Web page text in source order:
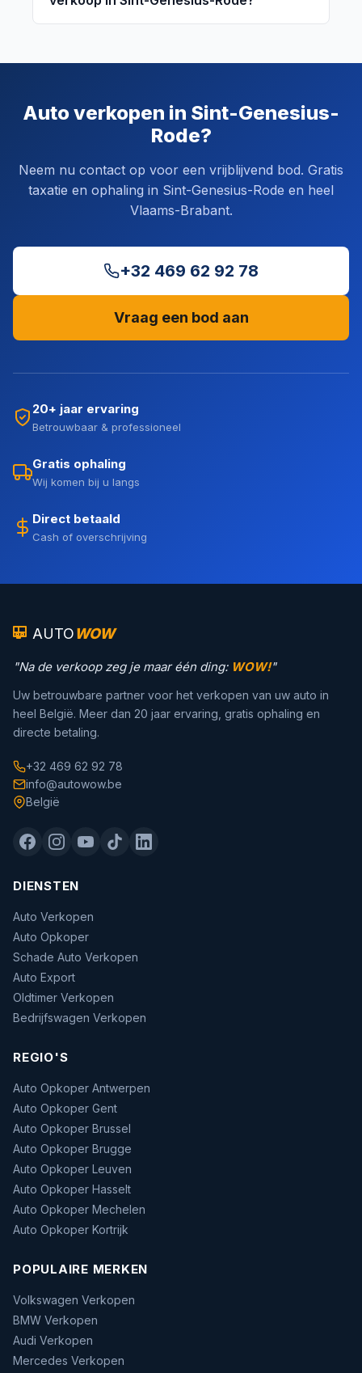
Auto verkopen in Sint-Genesius-
Rode?
Neem nu contact op voor een vrijblijvend bod. Gratis
taxatie en ophaling in Sint-Genesius-Rode en heel
Vlaams-Brabant.
+32 469 62 92 78
Vraag een bod aan
20+ jaar ervaring
Betrouwbaar & professioneel
Gratis ophaling
Wij komen bij u langs
Direct betaald
Cash of overschrijving
AUTOWOW
"Na de verkoop zeg je maar één ding: WOW!"
Uw betrouwbare partner voor het verkopen van uw auto in
heel België. Meer dan 20 jaar ervaring, gratis ophaling en
directe betaling.
+32 469 62 92 78
info@autowow.be
België
DIENSTEN
Auto Verkopen
Auto Opkoper
Schade Auto Verkopen
Auto Export
Oldtimer Verkopen
Bedrijfswagen Verkopen
REGIO'S
Auto Opkoper Antwerpen
Auto Opkoper Gent
Auto Opkoper Brussel
Auto Opkoper Brugge
Auto Opkoper Leuven
Auto Opkoper Hasselt
Auto Opkoper Mechelen
Auto Opkoper Kortrijk
POPULAIRE MERKEN
Volkswagen Verkopen
BMW Verkopen
Audi Verkopen
Mercedes Verkopen